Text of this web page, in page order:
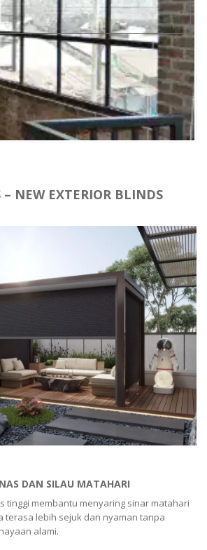
NEW EXTERIOR BLINDS
DAN SILAU MATAHARI
tinggi membantu menyaring sinar matahari
terasa lebih sejuk dan nyaman tanpa
alami.